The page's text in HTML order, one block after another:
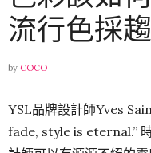
流行色採
by COCO
YSL品牌設計師Yves
fade, style is eternal.”